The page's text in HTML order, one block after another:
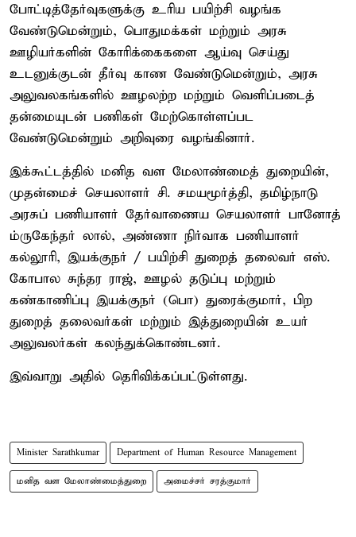
போட்டித்தேர்வுகளுக்கு உரிய பயிற்சி வழங்க
வேண்டுமென்றும், பொதுமக்கள் மற்றும் அரசு
ஊழியர்களின் கோரிக்கைகளை ஆய்வு செய்து
உடனுக்குடன் தீர்வு காண வேண்டுமென்றும், அரசு
அலுவலகங்களில் ஊழலற்ற மற்றும் வெளிப்படைத்
தன்மையுடன் பணிகள் மேற்கொள்ளப்பட
வேண்டுமென்றும் அறிவுரை வழங்கினார்.
இக்கூட்டத்தில் மனித வள மேலாண்மைத் துறையின்,
முதன்மைச் செயலாளர் சி. சமயமூர்த்தி, தமிழ்நாடு
அரசுப் பணியாளர் தேர்வாணைய செயலாளர் பானோத்
ம்ருகேந்தர் லால், அண்ணா நிர்வாக பணியாளர்
கல்லூரி, இயக்குநர் / பயிற்சி துறைத் தலைவர் எஸ்.
கோபால சுந்தர ராஜ், ஊழல் தடுப்பு மற்றும்
கண்காணிப்பு இயக்குநர் (பொ) துரைக்குமார், பிற
துறைத் தலைவர்கள் மற்றும் இத்துறையின் உயர்
அலுவலர்கள் கலந்துக்கொண்டனர்.
இவ்வாறு அதில் தெரிவிக்கப்பட்டுள்ளது.
Minister Sarathkumar Department of Human Resource Management
மனித வள மேலாண்மைத்துறை அமைச்சர் சரத்குமார்